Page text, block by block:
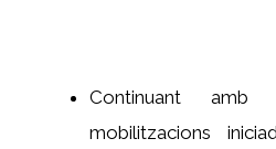
Continuant
mobilitzacions